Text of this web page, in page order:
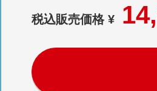
税込販売価格 ¥